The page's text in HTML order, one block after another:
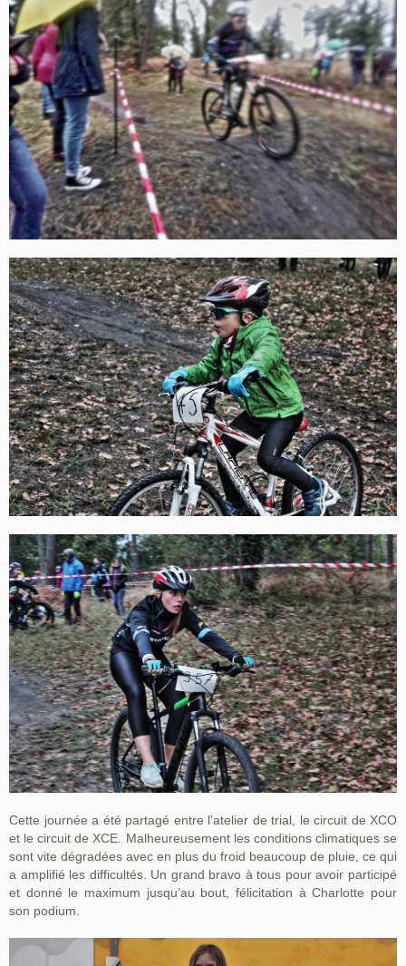
Cette journée a été partagé entre l’atelier de trial, le circuit de XCO
et le circuit de XCE. Malheureusement les conditions climatiques se
sont vite dégradées avec en plus du froid beaucoup de pluie, ce qui
a amplifié les difficultés. Un grand bravo à tous pour avoir participé
et donné le maximum jusqu’au bout, félicitation à Charlotte pour
son podium.